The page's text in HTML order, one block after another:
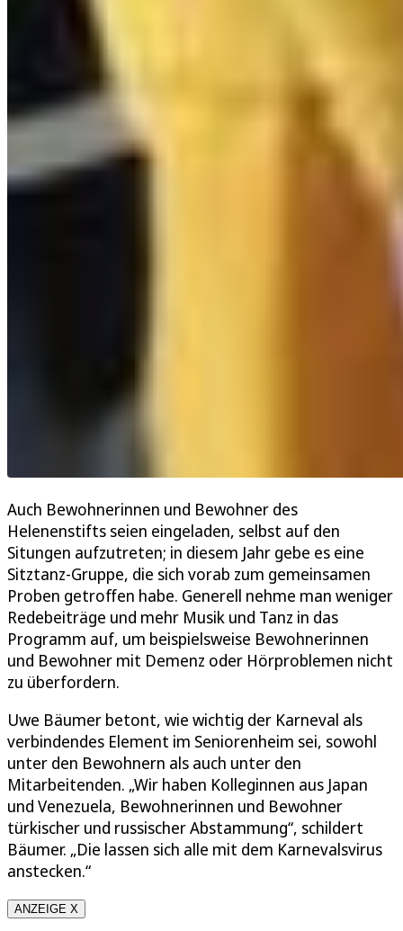
Auch Bewohnerinnen und Bewohner des
Helenenstifts seien eingeladen, selbst auf den
Situngen aufzutreten; in diesem Jahr gebe es eine
Sitztanz-Gruppe, die sich vorab zum gemeinsamen
Proben getroffen habe. Generell nehme man weniger
Redebeiträge und mehr Musik und Tanz in das
Programm auf, um beispielsweise Bewohnerinnen
und Bewohner mit Demenz oder Hörproblemen nicht
zu überfordern.
Uwe Bäumer betont, wie wichtig der Karneval als
verbindendes Element im Seniorenheim sei, sowohl
unter den Bewohnern als auch unter den
Mitarbeitenden. „Wir haben Kolleginnen aus Japan
und Venezuela, Bewohnerinnen und Bewohner
türkischer und russischer Abstammung“, schildert
Bäumer. „Die lassen sich alle mit dem Karnevalsvirus
anstecken.“
ANZEIGE X